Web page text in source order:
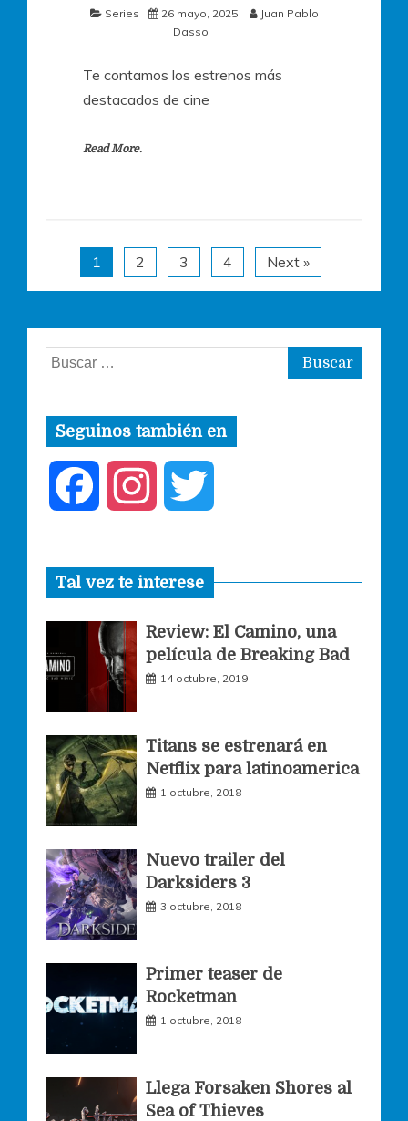
Series 26 mayo, 2025
Juan Pablo
Dasso
Te contamos los estrenos más
destacados de cine
Read More.
1 2 3 4 Next »
Buscar:
Seguinos también en
c
e
b
o
o
s
t
a
g
m
i
t
t
r
Tal vez te interese
Review: El Camino, una
película de Breaking Bad
14 octubre, 2019
Titans se estrenará en
Netflix para latinoamerica
1 octubre, 2018
Nuevo trailer del
Darksiders 3
3 octubre, 2018
Primer teaser de
Rocketman
1 octubre, 2018
Llega Forsaken Shores al
Sea of Thieves